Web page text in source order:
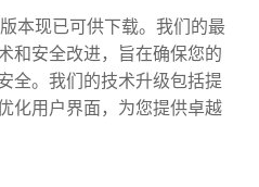
本现已可供下载。我们的最
和安全改进，旨在确保您的
全。我们的技术升级包括提
化用户界面，为您提供卓越